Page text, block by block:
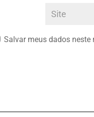
Salvar meus dados neste